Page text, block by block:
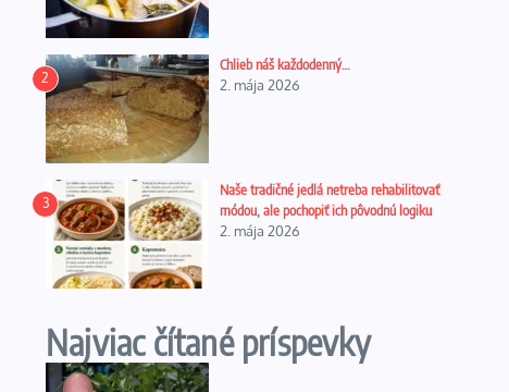
2
Chlieb náš každodenný…
2. mája 2026
3
Naše tradičné jedlá netreba rehabilitovať
módou, ale pochopiť ich pôvodnú logiku
2. mája 2026
Najviac čítané príspevky